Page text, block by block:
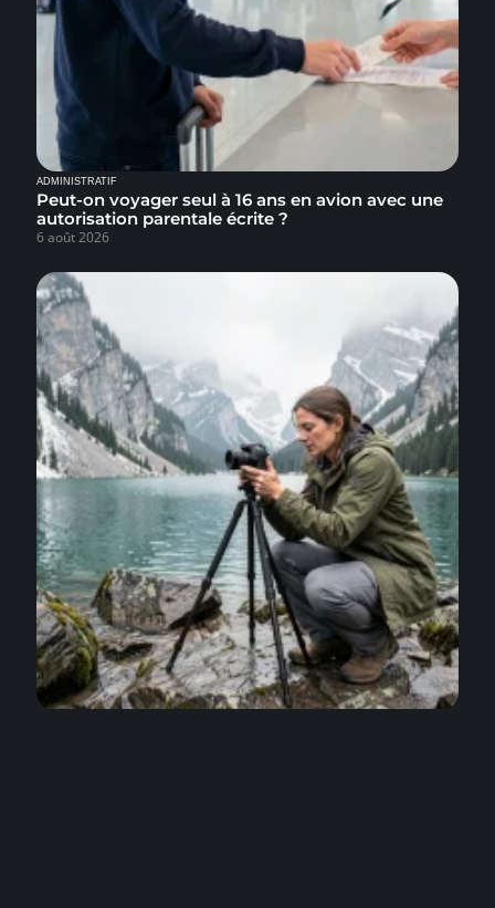
ADMINISTRATIF
Peut-on voyager seul à 16 ans en avion avec une
autorisation parentale écrite ?
6 août 2026